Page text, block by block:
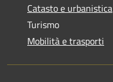
Catasto e urbanistica
Turismo
Mobilità e trasporti